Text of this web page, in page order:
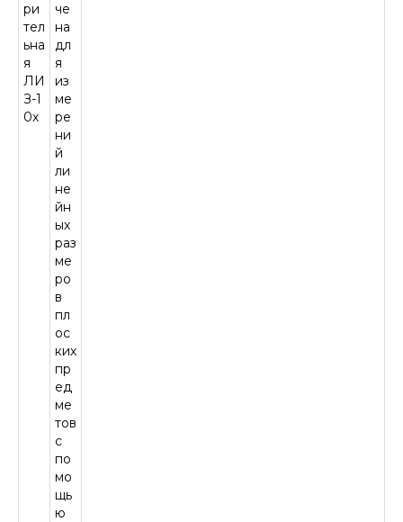
ри
тел
ьна
я
ЛИ
З-1
0х
че
на
дл
я
из
ме
ре
ни
й
ли
не
йн
ых
раз
ме
ро
в
пл
ос
ких
пр
ед
ме
тов
с
по
мо
щь
ю